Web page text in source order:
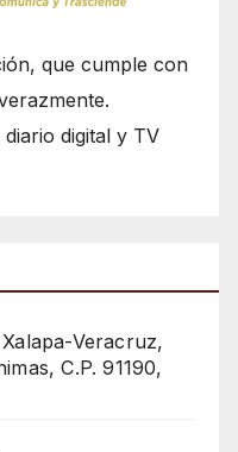
que cumple con
digital y TV
Veracruz,
C.P. 91190,